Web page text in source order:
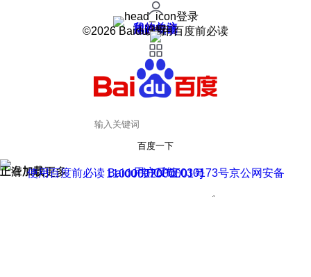
登录
我的关注
我的收藏
皮肤中心
用户反馈
设置
©2026 Baidu 使用百度前必读
百度一下
正在加载
上滑加载更多 用户反馈
使用百度前必读 Baidu 京ICP证030173号
京公网安备11000002000001号